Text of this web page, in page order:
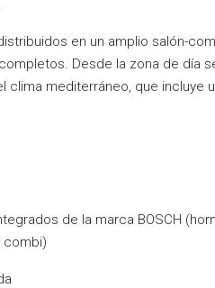
en un amplio salón-
Desde la zona de día
mediterráneo, que incluye
de la marca BOSCH
combi)